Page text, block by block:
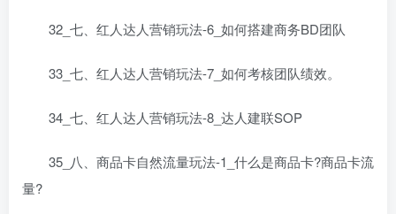
32_七、红人达人营销玩法-6_如何搭建商务BD团队
33_七、红人达人营销玩法-7_如何考核团队绩效。
34_七、红人达人营销玩法-8_达人建联SOP
35_八、商品卡自然流量玩法-1_什么是商品卡?商品卡流
量?